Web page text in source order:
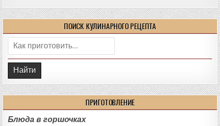
ПОИСК КУЛИНАРНОГО РЕЦЕПТА
Поиск:
ПРИГОТОВЛЕНИЕ
Блюда в горшочках